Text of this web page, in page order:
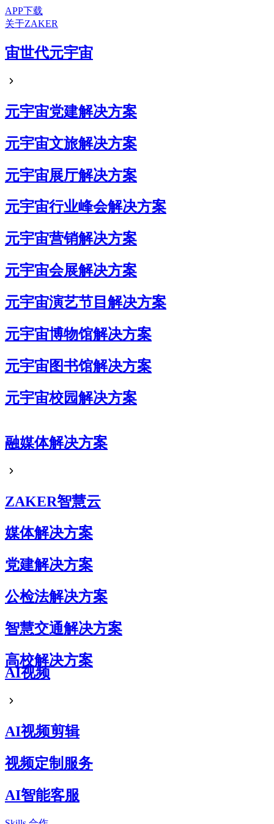
APP下载
关于ZAKER
宙世代元宇宙
元宇宙党建解决方案
元宇宙文旅解决方案
元宇宙展厅解决方案
元宇宙行业峰会解决方案
元宇宙营销解决方案
元宇宙会展解决方案
元宇宙演艺节目解决方案
元宇宙博物馆解决方案
元宇宙图书馆解决方案
元宇宙校园解决方案
元宇宙电商解决方案
融媒体解决方案
ZAKER智慧云
媒体解决方案
党建解决方案
公检法解决方案
智慧交通解决方案
高校解决方案
AI视频
AI视频剪辑
视频定制服务
AI智能客服